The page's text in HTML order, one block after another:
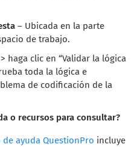
– Ubicada en la parte
de trabajo.
> haga clic en “Validar la lógica
toda la lógica e
de codificación de la
o recursos para consultar?
de ayuda QuestionPro incluye